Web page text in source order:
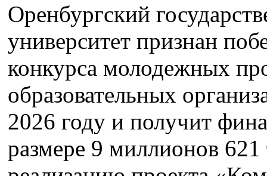
Оренбургский
университет признан
конкурса молодежных
образовательных
2026 году и получит
размере 9 миллионов